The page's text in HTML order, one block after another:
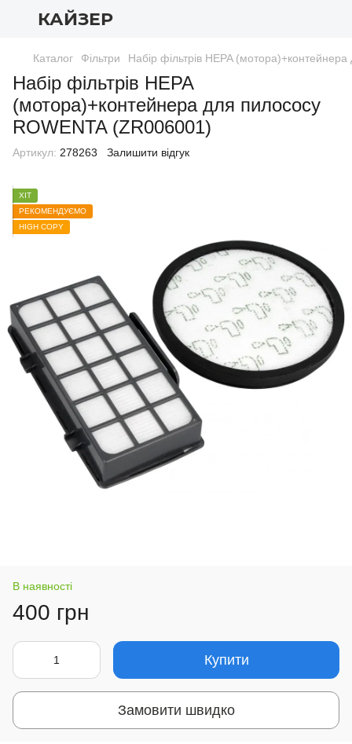
КАЙЗЕР
Каталог Фільтри Набір фільтрів HEPA
Набір фільтрів HEPA
(мотора)+контейнера для пилососу
ROWENTA (ZR006001)
Артикул: 278263 Залишити відгук
ХІТ
РЕКОМЕНДУЄМО
HIGH COPY
В наявності
400 грн
Купити
Замовити швидко